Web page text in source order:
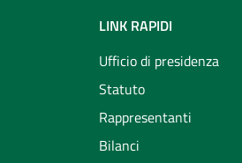
LINK RAPIDI
Ufficio di presidenza
Statuto
Rappresentanti
Bilanci